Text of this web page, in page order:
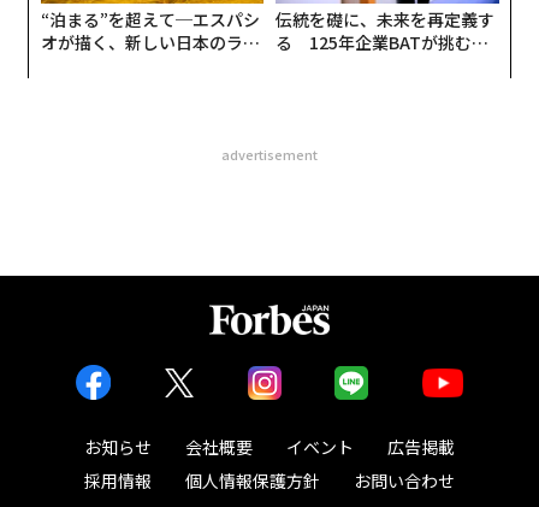
“泊まる”を超えて─エスパシ
オが描く、新しい日本のラグ
伝統を礎に、未来を再定義す
る 125年企業BATが挑むス
advertisement
お知らせ 会社概要 イベント
広告掲載
採用情報
個人情報保護方針 お問い合わせ